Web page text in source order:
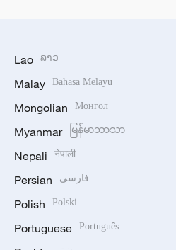
Lao ລາວ
Malay Bahasa Melayu
Mongolian Монгол
Myanmar မြန်မာဘာသာ
Nepali नेपाली
Persian فارسی
Polish Polski
Portuguese Português